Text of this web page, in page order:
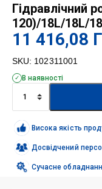
Гідравлічний
120)/18L/18L/
11 416,08
SKU: 102311001
В наявності
Гідравлічний
розподілювач
SD5/3-
P(KG3-
120)/18L/18L/18L/
кількість
Висока якість
Досвідчений
Сучасне